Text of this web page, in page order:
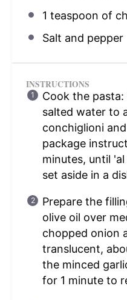
1 teaspoon of
Salt and pepper
INSTRUCTIONS
Cook the
salted water to
conchiglioni
package
minutes, until
set aside in a
Prepare the
olive oil over
chopped onion
translucent,
the minced
for 1 minute to